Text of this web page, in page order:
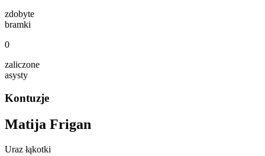
zdobyte
bramki
0
zaliczone
asysty
Kontuzje
Matija Frigan
Uraz łąkotki